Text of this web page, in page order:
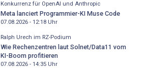
Konkurrenz für OpenAI und Anthropic
Meta lanciert Programmier-KI Muse Code
07.08.2026 - 12:18Uhr
Ralph Urech im RZ-Podium
Wie Rechenzentren laut Solnet/Data11 vom
KI-Boom profitieren
07.08.2026 - 14:35Uhr